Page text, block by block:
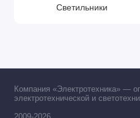
Светильники
Компания «Электротехника» —
электротехнической и